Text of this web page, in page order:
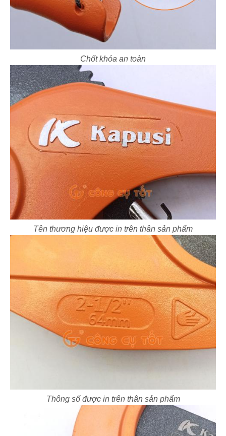
Chốt khóa an toàn
Tên thương hiệu được in trên thân sản phẩm
Thông số được in trên thân sản phẩm